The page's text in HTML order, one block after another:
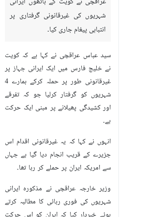
شہریوں کی غیرقانونی گرفتاری پر
انتباہی پیغام جاری کیا۔
سید عباس عراقچی نے کہا ہے کہ کویت
نے خلیج فارس میں ایک ایرانی جہاز پر
غیرقانونی طور پر حملہ کرکے ہمارے 4
شہریوں کو گرفتار کرلیا جو کہ تفرقے
اور کشیدگی پھیلانے پر مبنی ایک حرکت
ہے۔
انہوں نے کہا کہ یہ غیرقانونی اقدام اس
جزیرے کے قریب انجام دیا گیا ہے جہاں
سے امریکہ ایران پر حملے کر رہا تھا۔
وزیر خارجہ عراقچی نے مذکورہ ایرانی
شہریوں کی فوری رہائی کا مطالبہ کرتے